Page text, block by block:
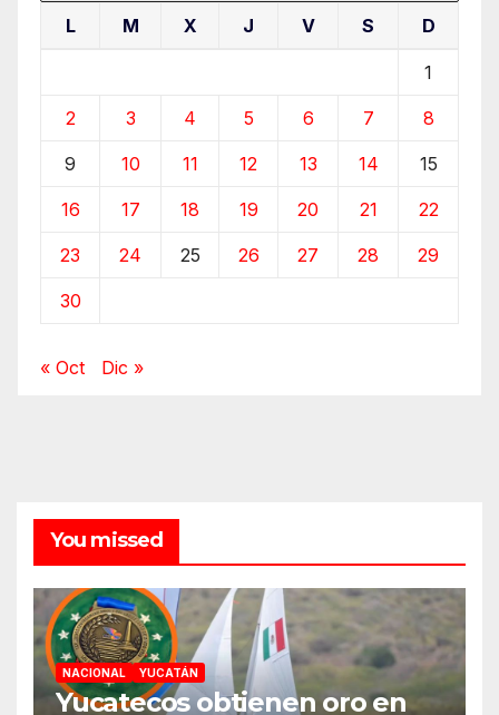
L M X J V S D
1
2 3 4 5 6 7 8
9 10 11 12 13 14 15
16 17 18 19 20 21 22
23 24 25 26 27 28 29
30
« Oct Dic »
You missed
NACIONAL YUCATÁN
Yucatecos obtienen oro en